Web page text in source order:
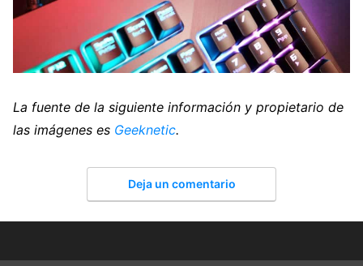
La fuente de la siguiente información y propietario de
las imágenes es Geeknetic.
Deja un comentario